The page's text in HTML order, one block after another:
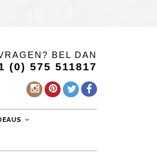
BEL DAN
(0) 575 511817